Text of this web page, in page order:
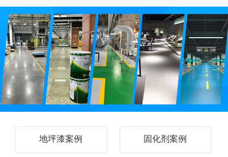
地坪漆案例 固化剂案例